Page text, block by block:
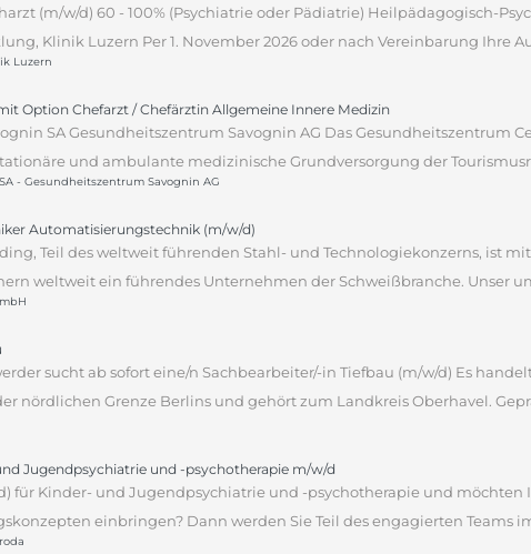
(m/w/d) 60 - 100% (Psychiatrie oder Pädiatrie) Heilpädagogisch-
Klinik Luzern Per 1. November 2026 oder nach Vereinbarung Ihre
Luzern
Option Chefarzt / Chefärztin Allgemeine Innere Medizin
SA Gesundheitszentrum Savognin AG Das
und ambulante medizinische Grundversorgung der
- Gesundheitszentrum Savognin AG
Automatisierungstechnik (m/w/d)
Teil des weltweit führenden Stahl- und Technologiekonzerns, ist
weltweit ein führendes Unternehmen der Schweißbranche. Unser
sucht ab sofort eine/n Sachbearbeiter/-in Tiefbau (m/w/d) Es
nördlichen Grenze Berlins und gehört zum Landkreis Oberhavel.
Jugendpsychiatrie und -psychotherapie m/w/d
für Kinder- und Jugendpsychiatrie und -psychotherapie und
einbringen? Dann werden Sie Teil des engagierten Teams